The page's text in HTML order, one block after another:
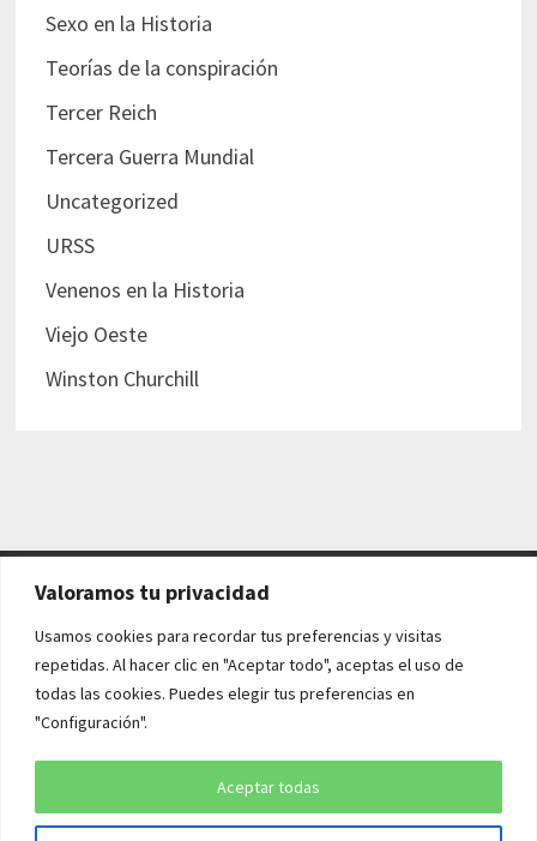
Valoramos tu privacidad
Usamos cookies para recordar tus preferencias y visitas
repetidas. Al hacer clic en "Aceptar todo", aceptas el uso de
todas las cookies. Puedes elegir tus preferencias en
"Configuración".
Aceptar todas
Sexo en la Historia
Teorías de la conspiración
Tercer Reich
Tercera Guerra Mundial
Uncategorized
URSS
Venenos en la Historia
Viejo Oeste
Winston Churchill
AVISO LEGAL Y POLÍTICAS
Aviso legal
Política de cookies